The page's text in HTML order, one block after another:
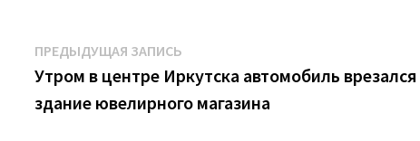
центре
Иркутска"
Навигация
по
записям
ПРЕДЫДУЩАЯ ЗАПИСЬ
запись:
Утром в центре Иркутска автомобиль врезался
здание ювелирного магазина